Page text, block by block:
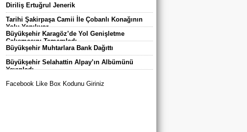
3 Bin 670 Çocuk Karatay Yaz Spor
Okulları’nda Buluştu
Diriliş Ertuğrul Jenerik
Tarihi Şakirpaşa Camii İle Çobanlı Konağının
Yolu Yapılıyor
Büyükşehir Karagöz’de Yol Genişletme
Çalışmasını Tamamladı
Büyükşehir Muhtarlara Bank Dağıttı
Büyükşehir Selahattin Alpay’ın Albümünü
Yayınladı
Facebook Like Box Kodunu Giriniz